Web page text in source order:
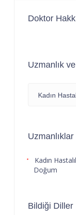
Doktor
Uzmanlık
Kadın
Uzmanlıklar
Kadın
Doğum
Bildiği Diller